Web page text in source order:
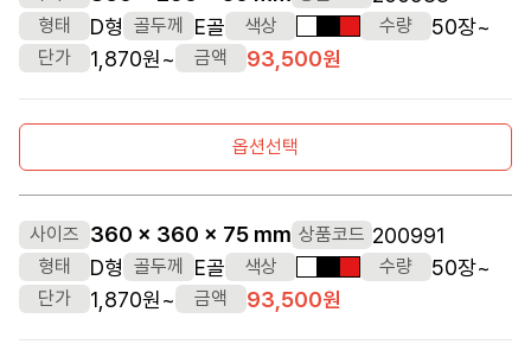
형태 D형 골두께 E골 색상 흰색검정색빨간색수량 50장~
단가 1,870원~ 금액 93,500원
옵션선택
사이즈 360 x 360 x 75 mm 상품코드 200991
형태 D형 골두께 E골 색상 흰색검정색빨간색수량 50장~
단가 1,870원~ 금액 93,500원